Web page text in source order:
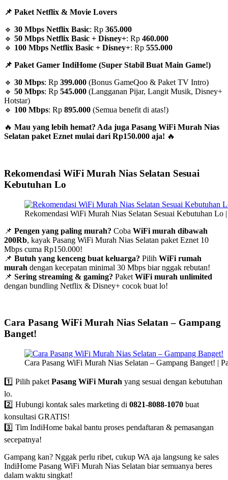
📌 Paket Netflix & Movie Lovers
🔹 30 Mbps Netflix Basic: Rp 365.000
🔹 50 Mbps Netflix Basic + Disney+: Rp 460.000
🔹 100 Mbps Netflix Basic + Disney+: Rp 555.000
📌 Paket Gamer IndiHome (Super Stabil Buat Main Game!)
🔹 30 Mbps: Rp 399.000 (Bonus GameQoo & Paket TV Intro)
🔹 50 Mbps: Rp 545.000 (Langganan Pijar, Langit Musik, Disney+
Hotstar)
🔹 100 Mbps: Rp 895.000 (Semua benefit di atas!)
🔥 Mau yang lebih hemat? Ada juga Pasang WiFi Murah Nias
Selatan paket Eznet mulai dari Rp150.000 aja! 🔥
Rekomendasi WiFi Murah Nias Selatan Sesuai
Kebutuhan Lo
Rekomendasi WiFi Murah Nias Selatan Sesuai Kebutuhan Lo
📌 Pengen yang paling murah? Coba WiFi murah dibawah
200Rb, kayak Pasang WiFi Murah Nias Selatan paket Eznet 10
Mbps cuma Rp150.000!
📌 Butuh yang kenceng buat keluarga? Pilih WiFi rumah
murah dengan kecepatan minimal 30 Mbps biar nggak rebutan!
📌 Sering streaming & gaming? Paket WiFi murah unlimited
dengan bundling Netflix & Disney+ cocok buat lo!
Cara Pasang WiFi Murah Nias Selatan – Gampang
Banget!
Cara Pasang WiFi Murah Nias Selatan – Gampang Banget! |
1️⃣ Pilih paket Pasang WiFi Murah yang sesuai dengan kebutuhan
lo.
2️⃣ Hubungi kontak sales marketing di 0821-8088-1070 buat
konsultasi GRATIS!
3️⃣ Tim IndiHome bakal bantu proses pendaftaran & pemasangan
secepatnya!
Gampang kan? Nggak perlu ribet, cukup WA aja langsung ke sales
IndiHome Pasang WiFi Murah Nias Selatan biar semuanya beres
dalam waktu singkat!